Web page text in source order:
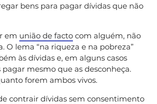
bens para pagar dívidas que não
em união de facto com alguém, não
O lema “na riqueza e na pobreza”
às dívidas e, em alguns casos
mesmo que as desconheça.
forem ambos vivos.
contrair dívidas sem consentimento